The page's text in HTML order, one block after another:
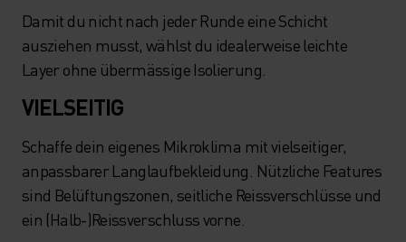
Damit du nicht nach jeder Runde eine Schicht
ausziehen musst, wählst du idealerweise leichte
Layer ohne übermässige Isolierung.
VIELSEITIG
Schaffe dein eigenes Mikroklima mit vielseitiger,
anpassbarer Langlaufbekleidung. Nützliche Features
sind Belüftungszonen, seitliche Reissverschlüsse und
ein (Halb-)Reissverschluss vorne.